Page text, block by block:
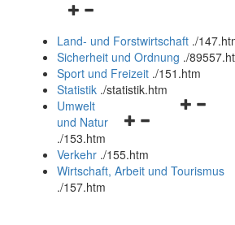
Navigationsmenü
und
schließen
Land- und Forstwirtschaft ./
Sicherheit und Ordnung ./
Sport und Freizeit ./151.htm
Statistik ./statistik.htm
Navigationsmenü
und
schließen
Umwelt
und Natur
./153.htm
Verkehr ./155.htm
Wirtschaft, Arbeit und Tourismus
./157.htm